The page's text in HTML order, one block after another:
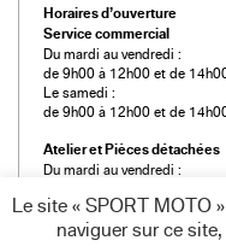
Horaires d’ouverture
Service commercial
Du mardi au vendredi :
de 9h00 à 12h00 et de
Le samedi :
de 9h00 à 12h00 et de
Atelier et Pièces détachées
Du mardi au vendredi :
Le samedi :
de 9h00 à 12h00 et de
Le site « SPORT
naviguer sur ce